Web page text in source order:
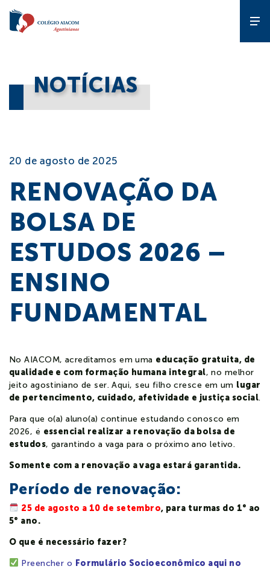
Gente que
Pedagógico
Estude no
AIACOM
Projetos
Colaboradores Professores
NOTÍCIAS
20 de agosto de 2025
RENOVAÇÃO DA
BOLSA DE
ESTUDOS 2026 –
ENSINO
FUNDAMENTAL
No AIACOM, acreditamos em uma educação gratuita, de
qualidade e com formação humana integral, no melhor
jeito agostiniano de ser. Aqui, seu filho cresce em um lugar
de pertencimento, cuidado, afetividade e justiça social.
Para que o(a) aluno(a) continue estudando conosco em
2026, é essencial realizar a renovação da bolsa de
estudos, garantindo a vaga para o próximo ano letivo.
Somente com a renovação a vaga estará garantida.
Período de renovação:
25 de agosto a 10 de setembro, para turmas do 1° ao
5° ano.
O que é necessário fazer?
Preencher o Formulário Socioeconômico aqui no